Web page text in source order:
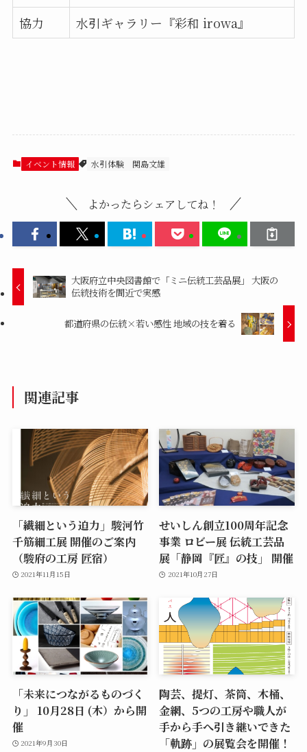
協力
水引ギャラリー『彩和 irowa』
イベント情報 水引体験 関島文雄
よかったらシェアしてね！
大阪府立中央図書館で「ミニ伝統工芸品展」 大阪の
伝統技術を間近で実感
都道府県の伝統×若い感性 地域の技を着る
関連記事
「繊細という迫力」駿河竹
千筋細工展 開催のご案内
（駿府の工房 匠宿）
2021年11月15日
せいしん創立100周年記念
事業 ロビー展 伝統工芸品
展「静岡『匠』の技」 開催
2021年10月27日
「未来につながるものづく
り」 10月28日 (木）から開
催
2021年9月30日
陶芸、提灯、茶筒、木桶、
金網、5つの工房や職人が
手から手へ引き継いできた
「軌跡」の展覧会を開催！